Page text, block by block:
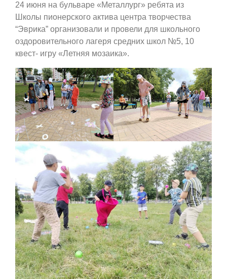
24 июня на бульваре «Металлург» ребята из
Школы пионерского актива центра творчества
“Эврика” организовали и провели для школьного
оздоровительного лагеря средних школ №5, 10
квест- игру «Летняя мозаика».